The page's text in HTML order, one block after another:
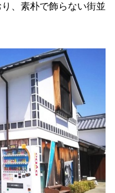
、素朴で飾らない街並